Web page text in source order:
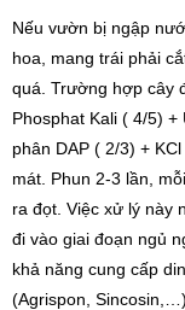
Nếu vườn bị ngập
hoa, mang trái phải
quá. Trường hợp cây
Phosphat Kali ( 4/5)
phân DAP ( 2/3) +
mát. Phun 2-3 lần,
ra đọt. Việc xử lý này
đi vào giai đoạn ngủ
khả năng cung cấp
(Agrispon,